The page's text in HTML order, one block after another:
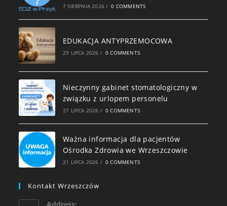
7 SIERPNIA 2026 / 0 COMMENTS
EDUKACJA ANTYPRZEMOCOWA
29 LIPCA 2026 / 0 COMMENTS
Nieczynny gabinet stomatologiczny w
związku z urlopem personelu
27 LIPCA 2026 / 0 COMMENTS
Ważna informacja dla pacjentów
Ośrodka Zdrowia we Wrzeszczowie
21 LIPCA 2026 / 0 COMMENTS
Kontakt Wrzeszczów